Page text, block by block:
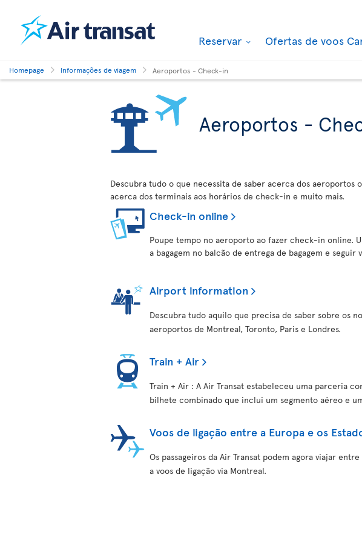
Reservar Ofertas de voos
Homepage Informações de viagem Aeroportos - Check-in
Aeroportos -
Descubra tudo o que necessita de saber acerca dos aeroportos
acerca dos terminais aos horários de check-in e muito mais.
Check-in online
Poupe tempo no aeroporto ao fazer check-in online.
a bagagem no balcão de entrega de bagagem e seguir
Airport information
Descubra tudo aquilo que precisa de saber sobre os
aeroportos de Montreal, Toronto, Paris e Londres.
Train + Air
Train + Air : A Air Transat estabeleceu uma parceria
bilhete combinado que inclui um segmento aéreo e
Voos de ligação entre a Europa e os
Os passageiros da Air Transat podem agora viajar
a voos de ligação via Montreal.